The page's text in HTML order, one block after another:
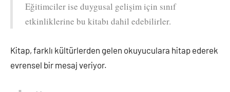
Eğitimciler ise duygusal gelişim için sınıf
etkinliklerine bu kitabı dahil edebilirler.
Kitap, farklı kültürlerden gelen okuyuculara hitap ederek
evrensel bir mesaj veriyor.